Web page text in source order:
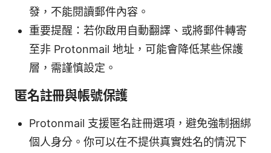
發，不能閱讀郵件內容。
重要提醒：若你啟用自動翻譯、或將郵件轉寄
至非 Protonmail 地址，可能會降低某些保護
層，需謹慎設定。
匿名註冊與帳號保護
Protonmail 支援匿名註冊選項，避免強制捆綁
個人身分。你可以在不提供真實姓名的情況下